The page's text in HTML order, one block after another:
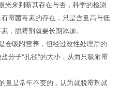
光来判断其存在与否，科学的检测
霉菌毒素的存在，只是含量高与低
，脱霉剂就要长期添加。
会吸附营养，但经过改性处理后的
分子“孔径”的大小，从而只吸附霉
量是常年不变的，认为就脱霉剂就